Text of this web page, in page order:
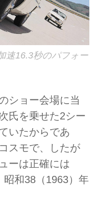
速16.3秒のパフォー
ショー会場に当
氏を乗せた2シー
いたからであ
スモで、したが
ーは正確には
昭和38（1963）年